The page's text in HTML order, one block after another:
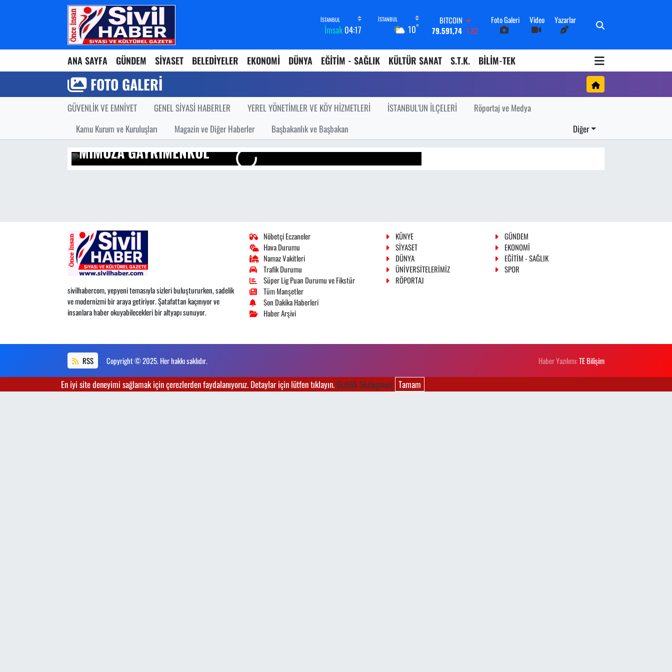
İmsak 04:17 10°
BITCOIN
79.591,74-1.82
45,436200.02
EURO
53,386900.19
G.ALTIN
6862,09000
0.19
Foto Galeri Video Yazarlar
ANA SAYFA GÜNDEM SİYASET BELEDİYELER EKONOMİ DÜNYA EĞİTİM - SAĞLIK KÜLTÜR SANAT S.T.K. BİLİM-TEK
FOTO GALERI
GÜVENLİK VE EMNİYET GENEL SİYASİ HABERLER YEREL YÖNETİMLER VE KÖY HİZMETLERİ İSTANBUL'UN İLÇELERİ
Röportaj ve Medya
Kamu Kurum ve Kuruluşları
Magazin ve Diğer Haberler Başbakanlık ve Başbakan Diğer
MİMOZA GAYRIMENKUL
sivilhabercom, yepyeni temasıyla sizleri buluştururken, sadelik
ve modernizmi bir araya getiriyor. Şatafattan kaçınıyor ve
insanlara haber okuyabilecekleri bir altyapı sunuyor.
Nöbetçi Eczaneler
Hava Durumu
Namaz Vakitleri
Trafik Durumu
Süper Lig Puan Durumu ve Fikstür
Tüm Manşetler
Son Dakika Haberleri
Haber Arşivi
KÜNYE
GÜNDEM
SİYASET
EKONOMİ
DÜNYA
EĞİTİM - SAĞLIK
ÜNİVERSİTELERİMİZ
SPOR
RÖPORTAJ
RSS Copyright © 2025. Her hakkı saklıdır. Haber Yazılımı:TE Bilişim
En iyi site deneyimi sağlamak için çerezlerden faydalanıyoruz. Detaylar için lütfen tıklayın.Gizlilik Sözleşmesi Tamam
Nöbetçi Eczaneler
Hava Durumu
Namaz Vakitleri
Trafik Durumu
Süper Lig Puan Durumu ve Fikstür
Tüm Manşetler